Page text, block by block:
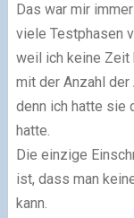
Das war mir
viele Testphasen
weil ich keine Zeit
mit der Anzahl
denn ich hatte sie
hatte.
Die einzige
ist, dass man
kann.